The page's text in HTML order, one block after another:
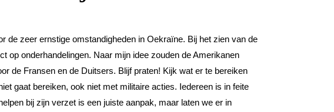
de zeer ernstige omstandigheden in Oekraïne. Bij het zien van de
op onderhandelingen. Naar mijn idee zouden de Amerikanen
de Fransen en de Duitsers. Blijf praten! Kijk wat er te bereiken
gaat bereiken, ook niet met militaire acties. Iedereen is in feite
bij zijn verzet is een juiste aanpak, maar laten we er in